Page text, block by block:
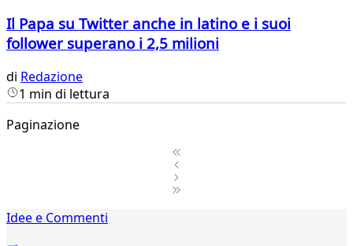
Il Papa su Twitter anche in latino e i suoi
follower superano i 2,5 milioni
di Redazione
1 min di lettura
Paginazione
2Idee e Commenti